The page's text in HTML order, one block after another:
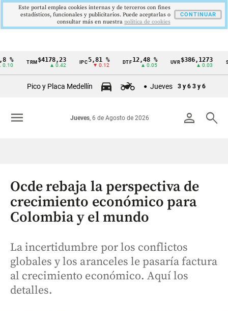
Cintillo
Colombia
TRM $4178,23
▲ 0.42
IPC 5,81 %
▼ 0.12
DTF 12,48 %
▲ 0.05
UVR $386,1273
▲ 0.03
SMMLV
Pico y Placa Medellín Jueves 3 y 6 3 y 6
person search
Jueves, 6 de Agosto de 2026
menu
Ocde rebaja la perspectiva de
crecimiento económico para
Colombia y el mundo
La incertidumbre por los conflictos
globales y los aranceles le pasaría factura
al crecimiento económico. Aquí los
detalles.
Este portal emplea cookies internas y de terceros con fines
estadísticos, funcionales y publicitarios. Puede aceptarlas o
consultar más en nuestra politica de cookies
CONTINUAR